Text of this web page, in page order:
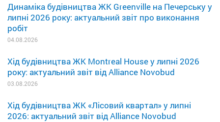
Динаміка будівництва ЖК Greenville на Печерську у
липні 2026 року: актуальний звіт про виконання
робіт
04.08.2026
Хід будівництва ЖК Montreal House у липні 2026
року: актуальний звіт від Alliance Novobud
03.08.2026
Хід будівництва ЖК «Лісовий квартал» у липні
2026: актуальний звіт від Alliance Novobud